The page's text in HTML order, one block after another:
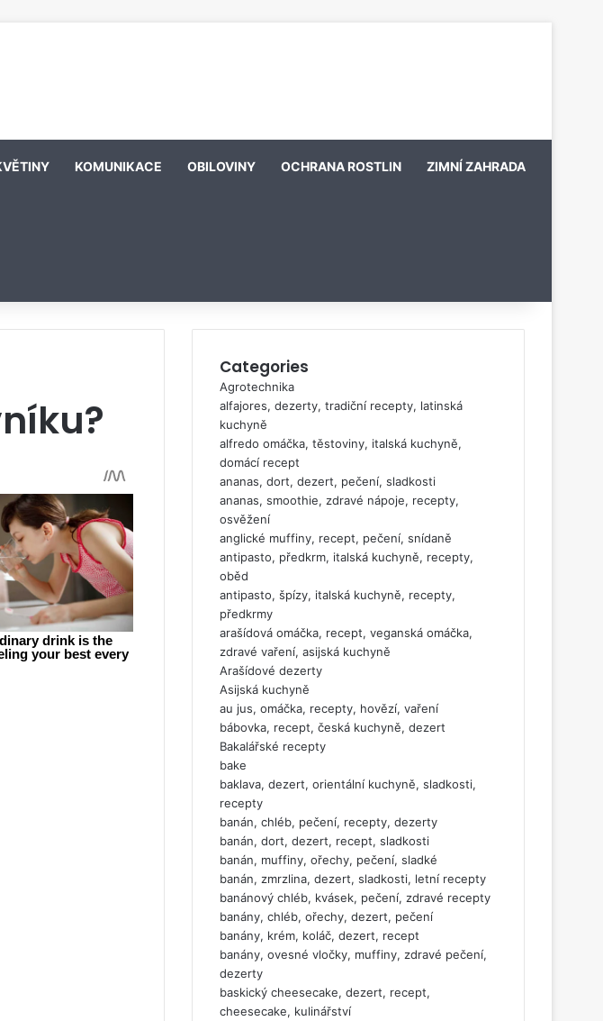
KOMUNIKACE OBILOVINY OCHRANA ROSTLIN ZIMNÍ ZAHRADA
Categories
Agrotechnika
alfajores, dezerty, tradiční recepty, latinská
kuchyně
alfredo omáčka, těstoviny, italská kuchyně,
domácí recept
ananas, dort, dezert, pečení, sladkosti
ananas, smoothie, zdravé nápoje, recepty,
osvěžení
anglické muffiny, recept, pečení, snídaně
antipasto, předkrm, italská kuchyně, recepty,
oběd
antipasto, špízy, italská kuchyně, recepty,
předkrmy
arašídová omáčka, recept, veganská omáčka,
zdravé vaření, asijská kuchyně
Arašídové dezerty
Asijská kuchyně
au jus, omáčka, recepty, hovězí, vaření
bábovka, recept, česká kuchyně, dezert
Bakalářské recepty
bake
baklava, dezert, orientální kuchyně, sladkosti,
recepty
banán, chléb, pečení, recepty, dezerty
banán, dort, dezert, recept, sladkosti
banán, muffiny, ořechy, pečení, sladké
banán, zmrzlina, dezert, sladkosti, letní recepty
banánový chléb, kvásek, pečení, zdravé recepty
banány, chléb, ořechy, dezert, pečení
banány, krém, koláč, dezert, recept
banány, ovesné vločky, muffiny, zdravé pečení,
dezerty
baskický cheesecake, dezert, recept,
cheesecake, kulinářství